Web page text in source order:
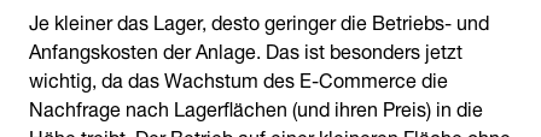
Je kleiner das Lager, desto geringer die Betriebs- und
Anfangskosten der Anlage. Das ist besonders jetzt
wichtig, da das Wachstum des E-Commerce die
Nachfrage nach Lagerflächen (und ihren Preis) in die